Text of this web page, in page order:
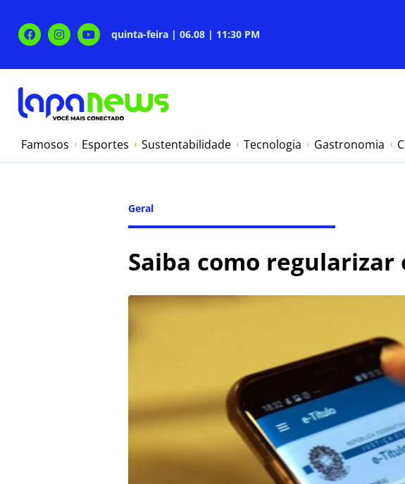
quinta-feira | 06.08 | 11:30 PM
Famosos Esportes Sustentabilidade Tecnologia Gastronomia
Geral
Saiba como